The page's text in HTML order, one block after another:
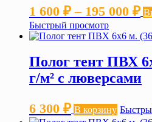
1 600 ₽ – 195 000 ₽
1
–
Быстрый просмотр
Полог тент ПВХ
г/м² с люверсами
6 300 ₽ В корзину